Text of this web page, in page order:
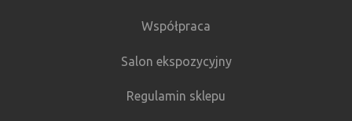
Współpraca
Salon ekspozycyjny
Regulamin sklepu